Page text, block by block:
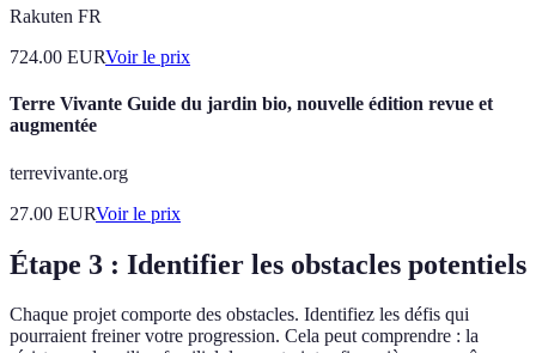
Rakuten FR
724.00 EURVoir le prix
Terre Vivante Guide du jardin bio, nouvelle édition revue et
augmentée
terrevivante.org
27.00 EURVoir le prix
Étape 3 : Identifier les obstacles potentiels
Chaque projet comporte des obstacles. Identifiez les défis qui
pourraient freiner votre progression. Cela peut comprendre : la